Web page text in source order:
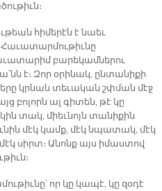
հիմերէն է նաեւ
բարեկամներու
է։ Զոր օրինակ, ընտանիքի
կրնան տեւական շփման մէջ
բոլորն ալ գիտեն, թէ կը
տակ, միեւնոյն տանիքին
մէկ կամք, մէկ նպատակ, մէկ
սիրտ։ Անոնք այս իմաստով
որ կը կապէ, կը զօդէ